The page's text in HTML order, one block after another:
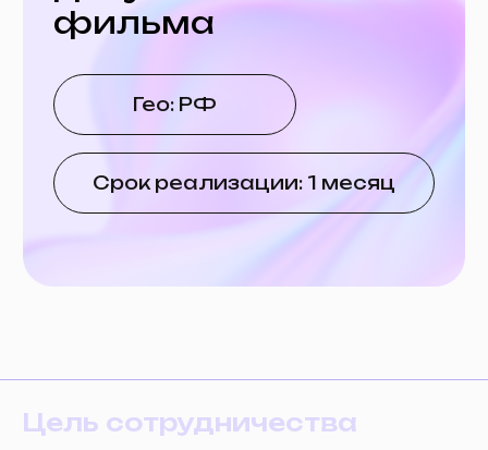
Цель сотрудничества